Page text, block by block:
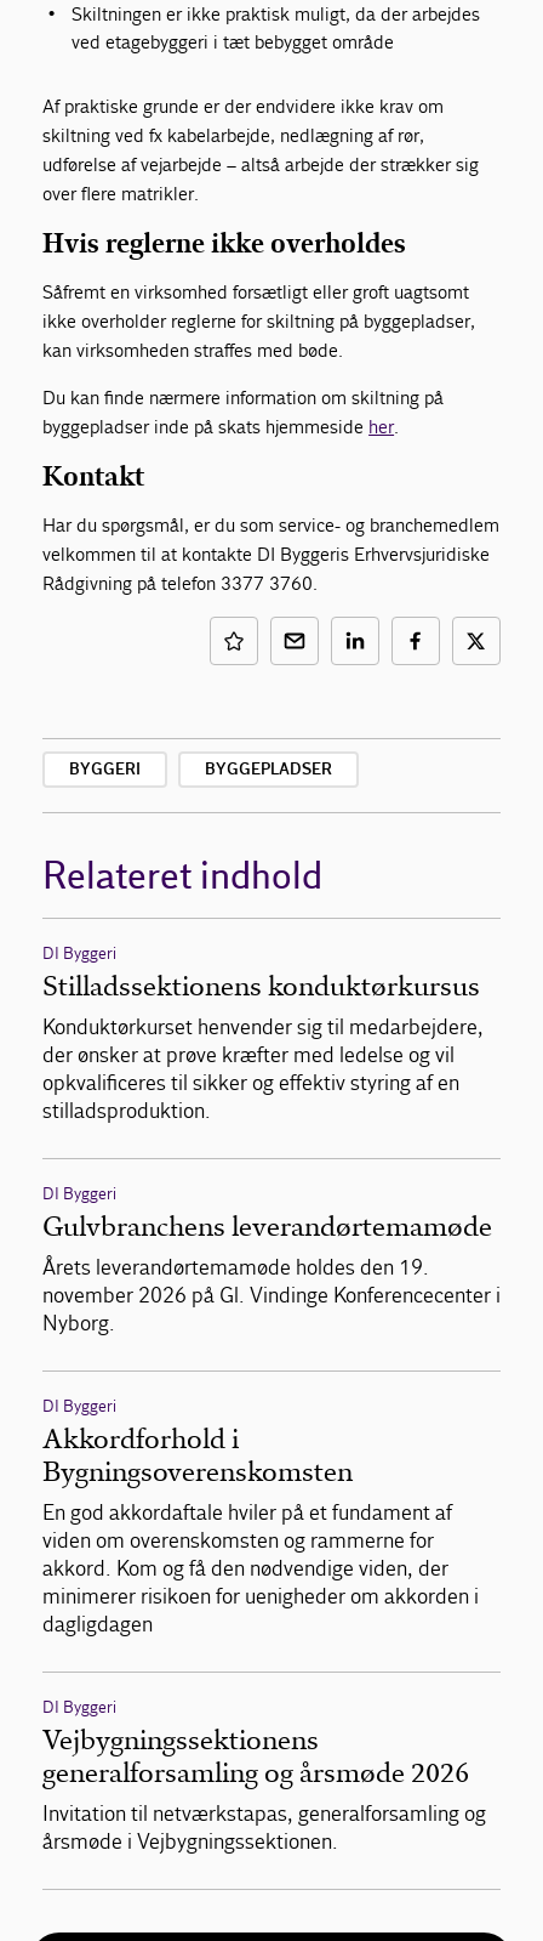
Skiltningen er ikke praktisk muligt, da der arbejdes
ved etagebyggeri i tæt bebygget område
Af praktiske grunde er der endvidere ikke krav om
skiltning ved fx kabelarbejde, nedlægning af rør,
udførelse af vejarbejde – altså arbejde der strækker sig
over flere matrikler.
Hvis reglerne ikke overholdes
Såfremt en virksomhed forsætligt eller groft uagtsomt
ikke overholder reglerne for skiltning på byggepladser,
kan virksomheden straffes med bøde.
Du kan finde nærmere information om skiltning på
byggepladser inde på skats hjemmeside her.
Kontakt
Har du spørgsmål, er du som service- og branchemedlem
velkommen til at kontakte DI Byggeris Erhvervsjuridiske
Rådgivning på telefon 3377 3760.
BYGGERI BYGGEPLADSER
Relateret indhold
DI Byggeri
Stilladssektionens konduktørkursus
Konduktørkurset henvender sig til medarbejdere,
der ønsker at prøve kræfter med ledelse og vil
opkvalificeres til sikker og effektiv styring af en
stilladsproduktion.
DI Byggeri
Gulvbranchens leverandørtemamøde
Årets leverandørtemamøde holdes den 19.
november 2026 på Gl. Vindinge Konferencecenter i
Nyborg.
DI Byggeri
Akkordforhold i
Bygningsoverenskomsten
En god akkordaftale hviler på et fundament af
viden om overenskomsten og rammerne for
akkord. Kom og få den nødvendige viden, der
minimerer risikoen for uenigheder om akkorden i
dagligdagen
DI Byggeri
Vejbygningssektionens
generalforsamling og årsmøde 2026
Invitation til netværkstapas, generalforsamling og
årsmøde i Vejbygningssektionen.